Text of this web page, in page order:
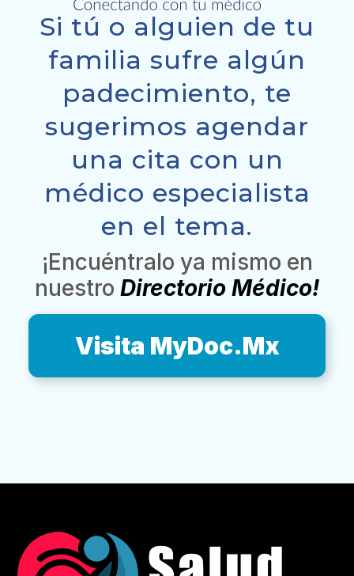
Si tú o alguien de tu
familia sufre algún
padecimiento, te
sugerimos agendar
una cita con un
médico especialista
en el tema.
¡Encuéntralo ya mismo en
nuestro Directorio Médico!
Visita MyDoc.Mx